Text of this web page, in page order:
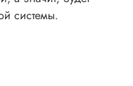
системы.